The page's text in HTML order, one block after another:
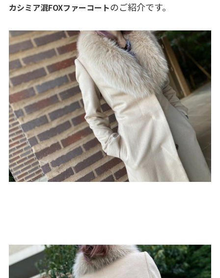
カシミア混FOXファーコートのご紹介です。